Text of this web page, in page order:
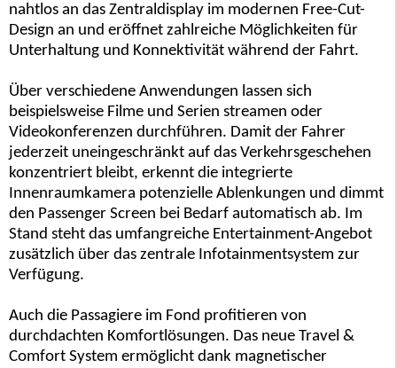
nahtlos an das Zentraldisplay im modernen Free-Cut-
Design an und eröffnet zahlreiche Möglichkeiten für
Unterhaltung und Konnektivität während der Fahrt.
Über verschiedene Anwendungen lassen sich
beispielsweise Filme und Serien streamen oder
Videokonferenzen durchführen. Damit der Fahrer
jederzeit uneingeschränkt auf das Verkehrsgeschehen
konzentriert bleibt, erkennt die integrierte
Innenraumkamera potenzielle Ablenkungen und dimmt
den Passenger Screen bei Bedarf automatisch ab. Im
Stand steht das umfangreiche Entertainment-Angebot
zusätzlich über das zentrale Infotainmentsystem zur
Verfügung.
Auch die Passagiere im Fond profitieren von
durchdachten Komfortlösungen. Das neue Travel &
Comfort System ermöglicht dank magnetischer